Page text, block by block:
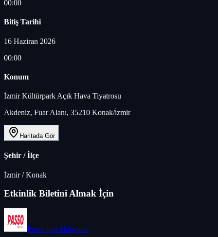
00:00
Bitiş Tarihi
16 Haziran 2026
00:00
Konum
İzmir Kültürpark Açık Hava Tiyatrosu
Akdeniz, Fuar Alanı, 35210 Konak/i̇zmir
Haritada Gör
Şehir / İlçe
İzmir/Konak
Etkinlik Biletini Almak İçin
Passo için tıklayınız